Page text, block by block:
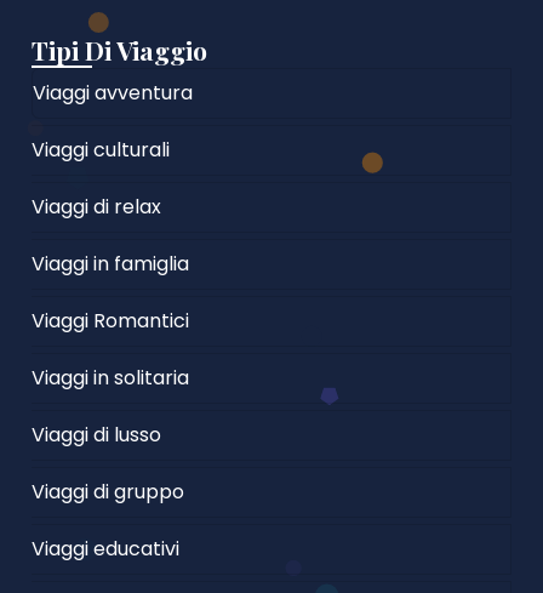
Tipi Di Viaggio
Viaggi avventura
Viaggi culturali
Viaggi di relax
Viaggi in famiglia
Viaggi Romantici
Viaggi in solitaria
Viaggi di lusso
Viaggi di gruppo
Viaggi educativi